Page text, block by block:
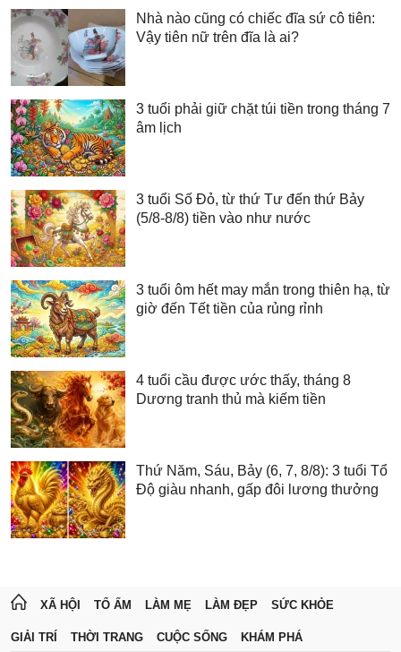
Nhà nào cũng có chiếc đĩa sứ cô tiên:
Vậy tiên nữ trên đĩa là ai?
3 tuổi phải giữ chặt túi tiền trong tháng 7
âm lịch
3 tuổi Số Đỏ, từ thứ Tư đến thứ Bảy
(5/8-8/8) tiền vào như nước
3 tuổi ôm hết may mắn trong thiên hạ, từ
giờ đến Tết tiền của rủng rỉnh
4 tuổi cầu được ước thấy, tháng 8
Dương tranh thủ mà kiếm tiền
Thứ Năm, Sáu, Bảy (6, 7, 8/8): 3 tuổi Tổ
Độ giàu nhanh, gấp đôi lương thưởng
XÃ HỘI TỔ ẤM LÀM MẸ LÀM ĐẸP SỨC KHỎE
GIẢI TRÍ THỜI TRANG CUỘC SỐNG KHÁM PHÁ